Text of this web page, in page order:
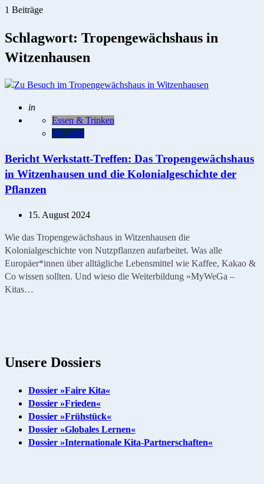
1 Beiträge
Schlagwort: Tropengewächshaus in
Witzenhausen
Geschrieben
in
Essen & Trinken
Magazin
Bericht Werkstatt-Treffen: Das Tropengewächshaus
in Witzenhausen und die Kolonialgeschichte der
Pflanzen
15. August 2024
Wie das Tropengewächshaus in Witzenhausen die
Kolonialgeschichte von Nutzpflanzen aufarbeitet. Was alle
Europäer*innen über alltägliche Lebensmittel wie Kaffee, Kakao &
Co wissen sollten. Und wieso die Weiterbildung »MyWeGa –
Kitas…
Unsere Dossiers
Dossier »Faire Kita«
Dossier »Frieden«
Dossier »Frühstück«
Dossier »Globales Lernen«
Dossier »Internationale Kita-Partnerschaften«